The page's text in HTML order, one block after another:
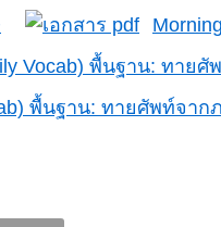
พื้นฐาน: ทายศัพท์จาก